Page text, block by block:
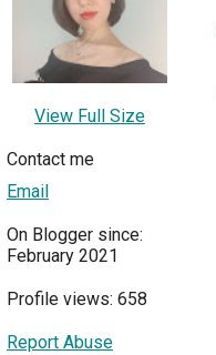
View Full Size
Contact me
Email
On Blogger since:
February 2021
Profile views: 658
Report Abuse